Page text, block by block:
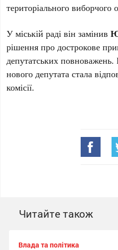
територіального
У міській раді він замінив
рішення про дострокове
депутатських повноважень.
нового депутата стала
комісії.
Читайте також
Влада та політика